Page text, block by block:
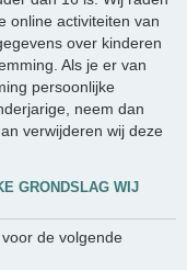
online activiteiten van
over kinderen
Als je er van
persoonlijke
neem dan
verwijderen wij deze
GRONDSLAG WIJ
de volgende